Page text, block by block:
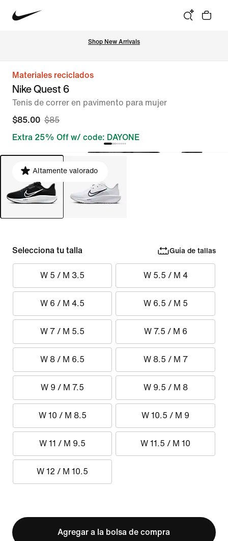
Shop New Arrivals
Materiales reciclados
Nike Quest 6
Tenis de correr en pavimento para mujer
$85.00 $85
Extra 25% Off w/ code: DAYONE
Altamente valorado
Selecciona tu talla Guía de tallas
W 5 / M 3.5 W 5.5 / M 4
W 6 / M 4.5 W 6.5 / M 5
W 7 / M 5.5 W 7.5 / M 6
W 8 / M 6.5 W 8.5 / M 7
W 9 / M 7.5 W 9.5 / M 8
W 10 / M 8.5 W 10.5 / M 9
W 11 / M 9.5 W 11.5 / M 10
W 12 / M 10.5
Agregar a la bolsa de compra